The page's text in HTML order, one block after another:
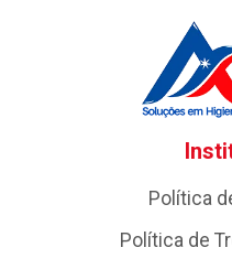
Política
Política de